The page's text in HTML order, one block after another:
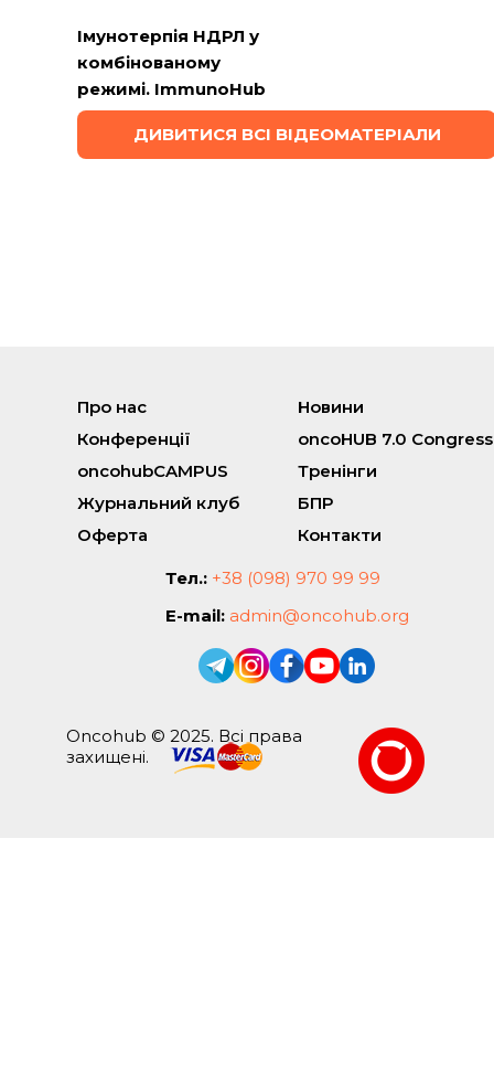
Імунотерпія НДРЛ у
комбінованому
режимі. ImmunoHub
ДИВИТИСЯ ВСІ ВІДЕОМАТЕРІАЛИ
Про нас
Новини
Конференції
oncoHUB 7.0 Congress
oncohubCAMPUS
Тренінги
Журнальний клуб
БПР
Оферта
Контакти
Тел.: +38 (098) 970 99 99
E-mail: admin@oncohub.org
Oncohub © 2025. Всі права
захищені.